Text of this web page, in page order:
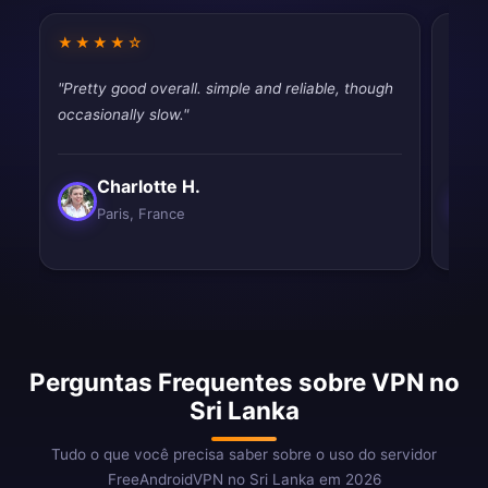
★★★★☆
"Pretty good overall. simple and reliable, though
occasionally slow."
Charlotte H.
Paris, France
Perguntas Frequentes sobre VPN no
Sri Lanka
Tudo o que você precisa saber sobre o uso do servidor
FreeAndroidVPN no Sri Lanka em 2026